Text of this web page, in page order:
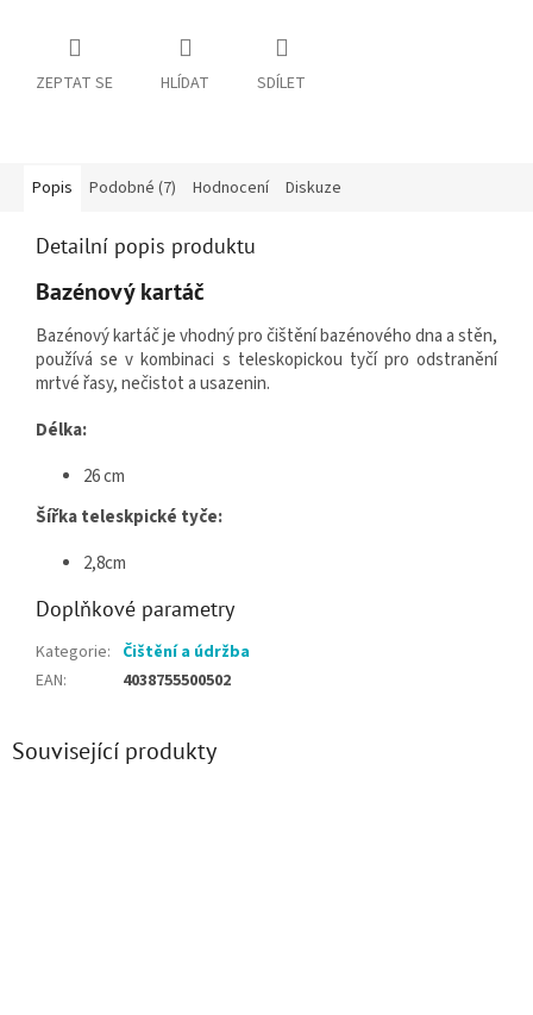
ZEPTAT SE HLÍDAT SDÍLET
Popis Podobné (7) Hodnocení Diskuze
Detailní popis produktu
Bazénový kartáč
Bazénový kartáč je vhodný pro čištění bazénového dna a stěn,
používá se v kombinaci s teleskopickou tyčí pro odstranění
mrtvé řasy, nečistot a usazenin.
Délka:
26 cm
Šířka teleskpické tyče:
2,8cm
Doplňkové parametry
Kategorie: Čištění a údržba
EAN: 4038755500502
Související produkty